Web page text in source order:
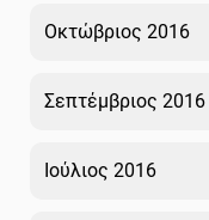
Οκτώβριος 2016
Σεπτέμβριος 2016
Ιούλιος 2016